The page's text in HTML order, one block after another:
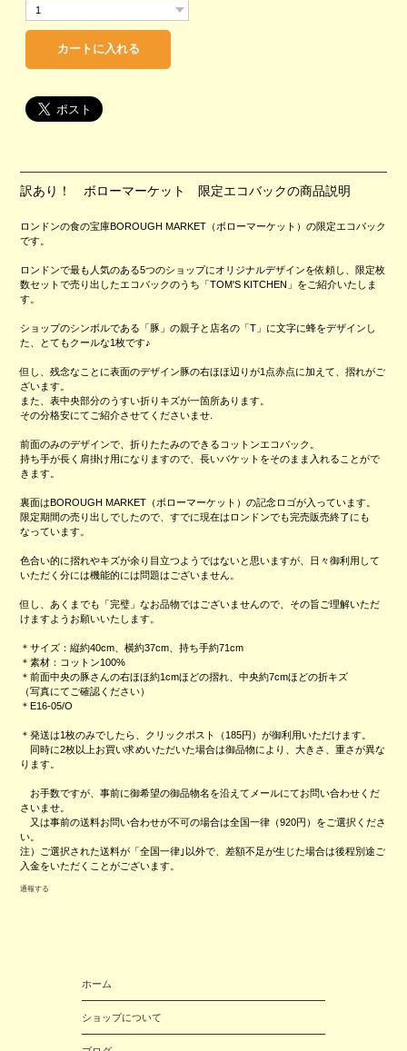
訳あり！ ボローマーケット 限定エコバックの商品説明
ロンドンの食の宝庫BOROUGH MARKET（ボローマーケット）の限定エコバック
です。
ロンドンで最も人気のある5つのショップにオリジナルデザインを依頼し、限定枚
数セットで売り出したエコバックのうち「TOM'S KITCHEN」をご紹介いたしま
す。
ショップのシンボルである「豚」の親子と店名の「T」に文字に蜂をデザインし
た、とてもクールな1枚です♪
但し、残念なことに表面のデザイン豚の右ほほ辺りが1点赤点に加えて、摺れがご
ざいます。
また、表中央部分のうすい折りキズが一箇所あります。
その分格安にてご紹介させてくださいませ.
前面のみのデザインで、折りたたみのできるコットンエコバック。
持ち手が長く肩掛け用になりますので、長いバケットをそのまま入れることがで
きます。
裏面はBOROUGH MARKET（ボローマーケット）の記念ロゴが入っています。
限定期間の売り出しでしたので、すでに現在はロンドンでも完売販売終了にも
なっています。
色合い的に摺れやキズが余り目立つようではないと思いますが、日々御利用して
いただく分には機能的には問題はございません。
但し、あくまでも「完璧」なお品物ではございませんので、その旨ご理解いただ
けますようお願いいたします。
＊サイズ：縦約40cm、横約37cm、持ち手約71cm
＊素材：コットン100%
＊前面中央の豚さんの右ほほ約1cmほどの摺れ、中央約7cmほどの折キズ
（写真にてご確認ください）
＊E16-05/O
＊発送は1枚のみでしたら、クリックポスト（185円）が御利用いただけます。
同時に2枚以上お買い求めいただいた場合は御品物により、大きさ、重さが異な
ります。
お手数ですが、事前に御希望の御品物名を沿えてメールにてお問い合わせくだ
さいませ。
又は事前の送料お問い合わせが不可の場合は全国一律（920円）をご選択くださ
い。
注）ご選択された送料が「全国一律｣以外で、差額不足が生じた場合は後程別途ご
入金をいただくことがございます。
通報する
ホーム
ショップについて